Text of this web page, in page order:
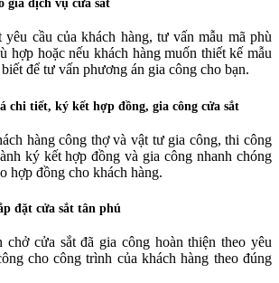
giá dịch vụ cửa sắt
cầu của khách hàng, tư vấn mẫu mã phù
hợp hoặc nếu khách hàng muốn thiết kế mẫu
để tư vấn phương án gia công cho bạn.
chi tiết, ký kết hợp đồng, gia công cửa sắt
hàng công thợ và vật tư gia công, thi công
ký kết hợp đồng và gia công nhanh chóng
hợp đồng cho khách hàng.
đặt cửa sắt tân phú
cửa sắt đã gia công hoàn thiện theo yêu
cho công trình của khách hàng theo đúng